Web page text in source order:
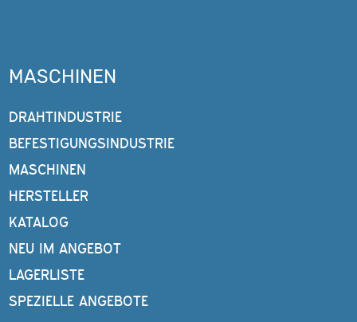
MASCHINEN
DRAHTINDUSTRIE
BEFESTIGUNGSINDUSTRIE
MASCHINEN
HERSTELLER
KATALOG
NEU IM ANGEBOT
LAGERLISTE
SPEZIELLE ANGEBOTE